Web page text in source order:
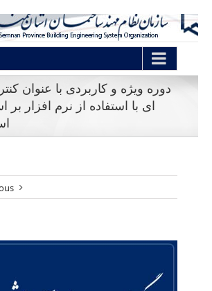
دوره ویژه و کاربردی با عنوان
ای با استفاده از نرم افزار
View
Image